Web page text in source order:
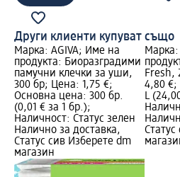
Други клиенти купуват също
Марка: AGIVA; Име на
продукта: Биоразградими
памучни клечки за уши,
300 бр; Цена: 1,75 €;
Основна цена: 300 бр.
(0,01 € за 1 бр.);
Наличност: Статус зелен
Налично за доставка,
Статус сив Изберете dm
магазин
Марка:
Fresh,
4,80 €;
L